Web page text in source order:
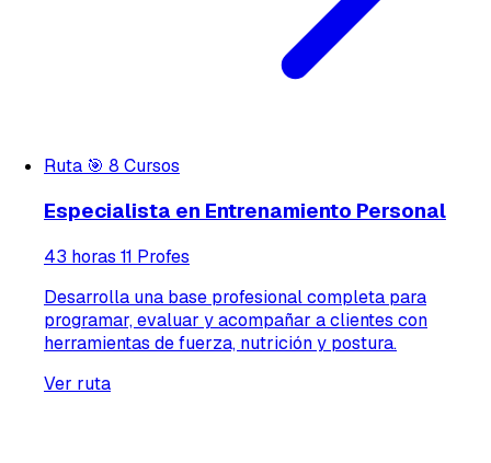
Ruta 🎯 8 Cursos
Especialista en Entrenamiento Personal
43 horas 11 Profes
Desarrolla una base profesional completa para
programar, evaluar y acompañar a clientes con
herramientas de fuerza, nutrición y postura.
Ver ruta